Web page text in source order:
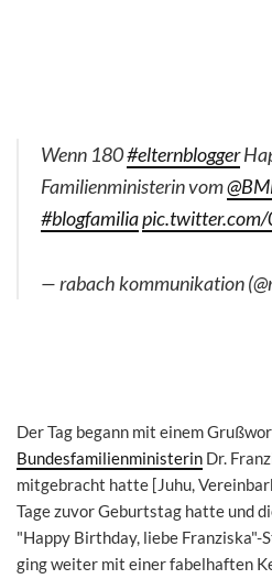
Wenn 180#elternblogger
Familienministerin vom
#blogfamilia
— rabach kommunikation
Der Tag begann mit einem
Bundesfamilienministerin Dr.
mitgebracht hatte [Juhu,
Tage zuvor Geburtstag hatte und
"Happy Birthday, liebe Franziska"-
ging weiter mit einer fabelhaften